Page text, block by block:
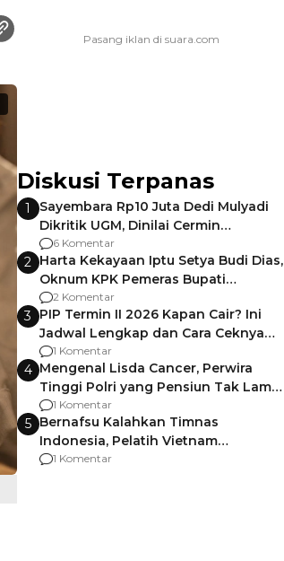
Diskusi Terpanas
1
Sayembara Rp10 Juta Dedi Mulyadi
Dikritik UGM, Dinilai Cermin
Gagalnya Negara Jamin Keamanan
6 Komentar
2 Harta Kekayaan Iptu Setya Budi Dias,
Oknum KPK Pemeras Bupati
Pemalang
2 Komentar
3 PIP Termin II 2026 Kapan Cair? Ini
Jadwal Lengkap dan Cara Ceknya
agar Dana Tidak Hangus!
1 Komentar
4 Mengenal Lisda Cancer, Perwira
Tinggi Polri yang Pensiun Tak Lama
Usai Jadi Brigjen
1 Komentar
5 Bernafsu Kalahkan Timnas
Indonesia, Pelatih Vietnam
Berencana Pakai Jimat di Pakansari
1 Komentar